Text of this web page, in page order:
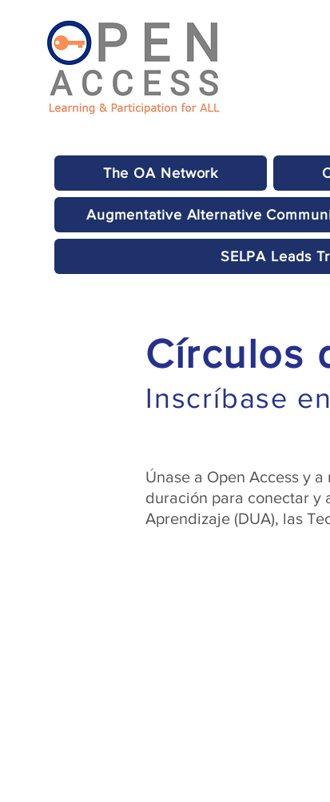
The OA Network
Augmentative Alternative
SELPA Leads
Círculos
Inscríbase
Únase a Open Access y
duración para conectar y
Aprendizaje (DUA), las